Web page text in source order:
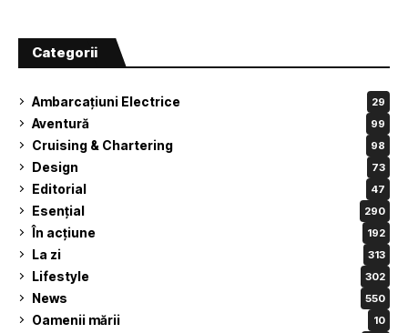
Categorii
Ambarcațiuni Electrice 29
Aventură 99
Cruising & Chartering 98
Design 73
Editorial 47
Esențial 290
În acțiune 192
La zi 313
Lifestyle 302
News 550
Oamenii mării 10